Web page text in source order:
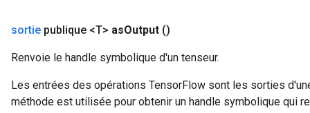
sortie publique <T> asOutput ()
Renvoie le handle symbolique d'un tenseur.
Les entrées des opérations TensorFlow sont les sorties
méthode est utilisée pour obtenir un handle symbolique qui